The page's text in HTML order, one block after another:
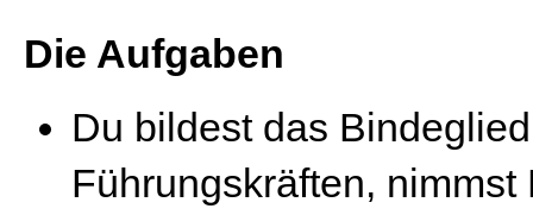
Die Aufgaben
Du bildest das
Führungskräften,